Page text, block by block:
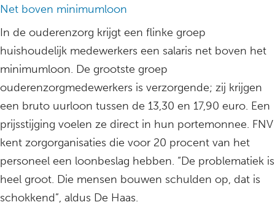
Net boven minimumloon
In de ouderenzorg krijgt een flinke groep
huishoudelijk medewerkers een salaris net boven het
minimumloon. De grootste groep
ouderenzorgmedewerkers is verzorgende; zij krijgen
een bruto uurloon tussen de 13,30 en 17,90 euro. Een
prijsstijging voelen ze direct in hun portemonnee. FNV
kent zorgorganisaties die voor 20 procent van het
personeel een loonbeslag hebben. “De problematiek is
heel groot. Die mensen bouwen schulden op, dat is
schokkend”, aldus De Haas.